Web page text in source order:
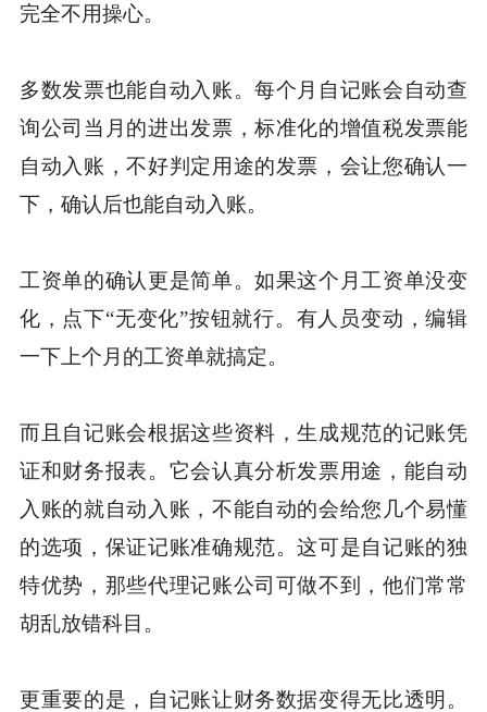
完全不用操心。
多数发票也能自动入账。每个月自记账会自动查
询公司当月的进出发票，标准化的增值税发票能
自动入账，不好判定用途的发票，会让您确认一
下，确认后也能自动入账。
工资单的确认更是简单。如果这个月工资单没变
化，点下“无变化”按钮就行。有人员变动，编辑
一下上个月的工资单就搞定。
而且自记账会根据这些资料，生成规范的记账凭
证和财务报表。它会认真分析发票用途，能自动
入账的就自动入账，不能自动的会给您几个易懂
的选项，保证记账准确规范。这可是自记账的独
特优势，那些代理记账公司可做不到，他们常常
胡乱放错科目。
更重要的是，自记账让财务数据变得无比透明。